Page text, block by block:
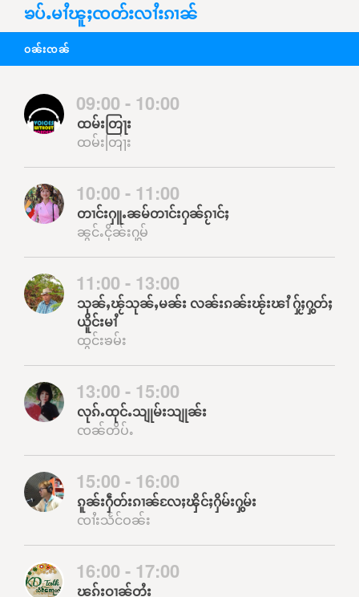
ၶပ်ႉမၢႆၽူႈၸတ်းလၢႆးၵၢၼ်
ဝၼ်းၸၼ်
09:00 - 10:00
ထမ်းတြႃး
ထမ်းတြႃး
10:00 - 11:00
တၢင်းႁူႉၼမ်တၢင်းႁၼ်ၵႂၢင်ႈ
ၼွင်ႉငိုၼ်းႁွမ်
11:00 - 13:00
သုၼ်ႇၽႂ်သုၼ်ႇမၼ်း လၼ်းၵၼ်းၽႂ်းၽၢႆ ႁႂ်ႈႁွတ်ႈ
ယိူင်းမၢႆ
ထွင်းၶမ်း
13:00 - 15:00
လုၵ်ႉထုင်ႉသျုမ်းသျုၼ်း
ၸၼ်တိပ်ႉ
15:00 - 16:00
ၵူၼ်းႁဵတ်းၵၢၼ်လႄႈၾိင်ႈႁိမ်းႁွမ်း
ၸၢႆးသႅင်ဝၼ်း
16:00 - 17:00
ၽၵ်းဝၢၼ်တႆး